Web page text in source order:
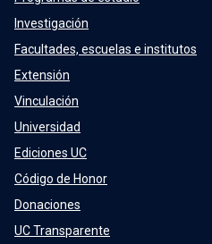
Investigación
Facultades, escuelas e institutos
Extensión
Vinculación
Universidad
Ediciones UC
Código de Honor
Donaciones
UC Transparente